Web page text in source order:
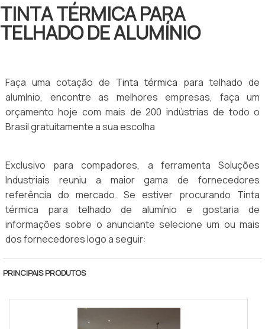
TINTA TÉRMICA PARA
TELHADO DE ALUMÍNIO
Faça uma cotação de Tinta térmica para telhado de
alumínio, encontre as melhores empresas, faça um
orçamento hoje com mais de 200 indústrias de todo o
Brasil gratuitamente a sua escolha
Exclusivo para compadores, a ferramenta Soluções
Industriais reuniu a maior gama de fornecedores
referência do mercado. Se estiver procurando Tinta
térmica para telhado de alumínio e gostaria de
informações sobre o anunciante selecione um ou mais
dos fornecedores logo a seguir:
PRINCIPAIS PRODUTOS